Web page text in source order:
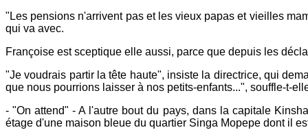
"Les pensions n'arrivent pas et les vieux papas et vieilles
qui va avec.
Françoise est sceptique elle aussi, parce que depuis les
"Je voudrais partir la tête haute", insiste la directrice, qui
que nous pourrions laisser à nos petits-enfants...", souffle-t-
- "On attend" - A l'autre bout du pays, dans la capitale
étage d'une maison bleue du quartier Singa Mopepe dont il